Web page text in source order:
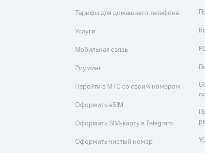
Тарифы для домашнего телефона
Услуги
Мобильная связь
Роуминг
Перейти в МТС со своим номером
Оформить eSIM
Оформить SIM-карту в Telegram
Оформить чистый номер